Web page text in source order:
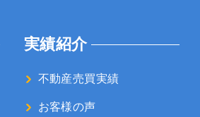
実績紹介
不動産売買実績
お客様の声